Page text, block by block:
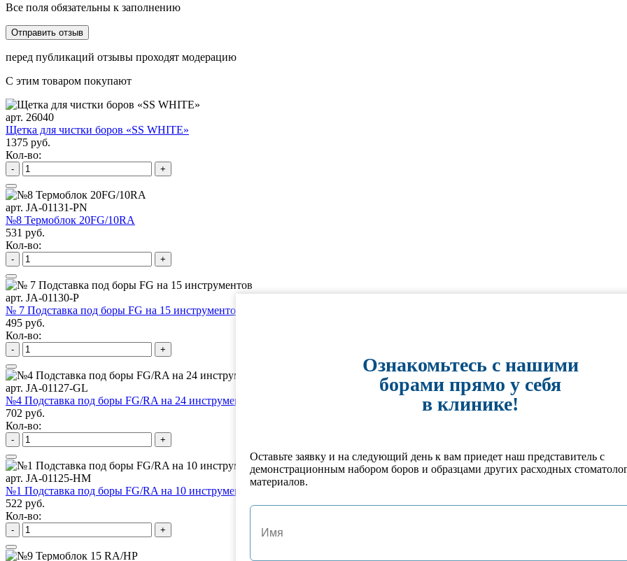
Все поля обязательны к заполнению
перед публикаций отзывы проходят модерацию
С этим товаром покупают
арт. 26040
Щетка для чистки боров «SS WHITE»
1375 руб.
Кол-во:
- +
арт. JA-01131-PN
№8 Термоблок 20FG/10RA
531 руб.
Кол-во:
- +
арт. JA-01130-P
№ 7 Подставка под боры FG на 15 инструментов
495 руб.
Кол-во:
- +
арт. JA-01127-GL
№4 Подставка под боры FG/RA на 24 инструмента
702 руб.
Кол-во:
- +
арт. JA-01125-HM
№1 Подставка под боры FG/RA на 10 инструментов
522 руб.
Кол-во:
- +
Ознакомьтесь с нашими
борами прямо у себя
в клинике!
Оставьте заявку и на следующий день к вам приедет наш представитель с
демонстрационным набором боров и образцами других расходных
материалов.